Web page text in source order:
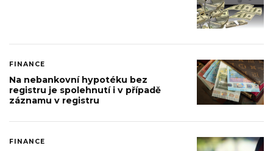
FINANCE
Na nebankovní hypotéku bez
registru je spolehnutí i v případě
záznamu v registru
FINANCE